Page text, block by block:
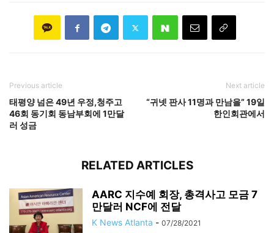
Previous article
태평양 넘은 49년 우정,청주고
46회 동기회 동남부회에 1만달
러 성금
Next article
“귀넷 판사 11명과 만남을” 19일
한인회관에서
RELATED ARTICLES
AARC 지수예 회장, 총격사고 모금 7
만달러 NCF에 전달
K News Atlanta - 07/28/2021